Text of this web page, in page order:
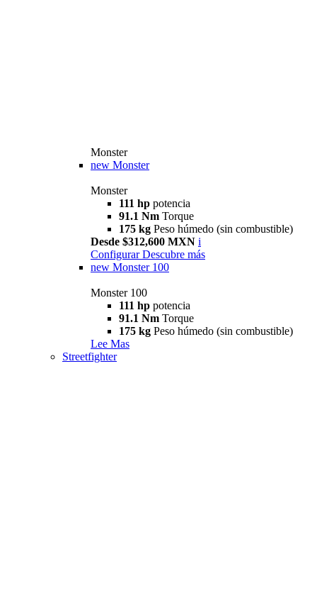
Monster
new Monster
Monster
111 hp potencia
91.1 Nm Torque
175 kg Peso húmedo (sin combustible)
Desde $312,600 MXN i
Configurar Descubre más
new Monster 100
Monster 100
111 hp potencia
91.1 Nm Torque
175 kg Peso húmedo (sin combustible)
Lee Mas
Streetfighter